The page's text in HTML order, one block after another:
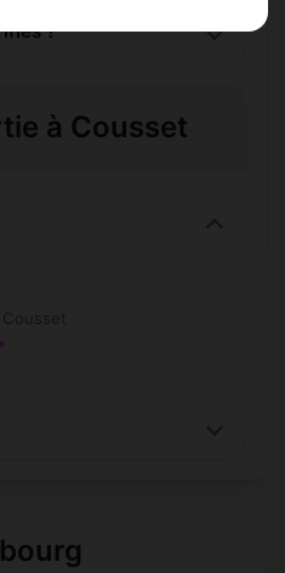
?
à Cousset